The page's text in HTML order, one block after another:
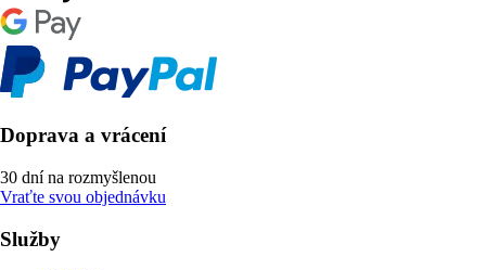
Doprava a vrácení
30 dní na rozmyšlenou
Vraťte svou objednávku
Služby